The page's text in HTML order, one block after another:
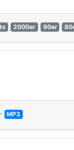
2000er 90er
MP3